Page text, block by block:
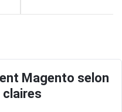
Magento selon
claires